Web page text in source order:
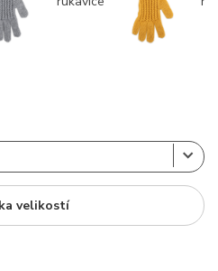
velikostí